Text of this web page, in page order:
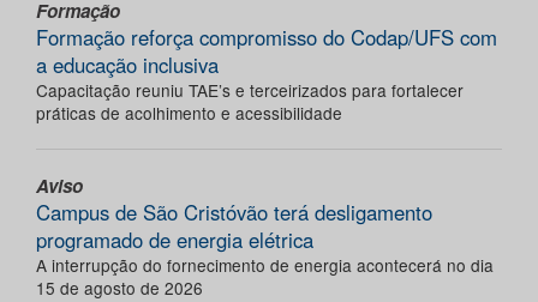
Formação
Formação reforça compromisso do Codap/UFS com
a educação inclusiva
Capacitação reuniu TAE’s e terceirizados para fortalecer
práticas de acolhimento e acessibilidade
Aviso
Campus de São Cristóvão terá desligamento
programado de energia elétrica
A interrupção do fornecimento de energia acontecerá no dia
15 de agosto de 2026